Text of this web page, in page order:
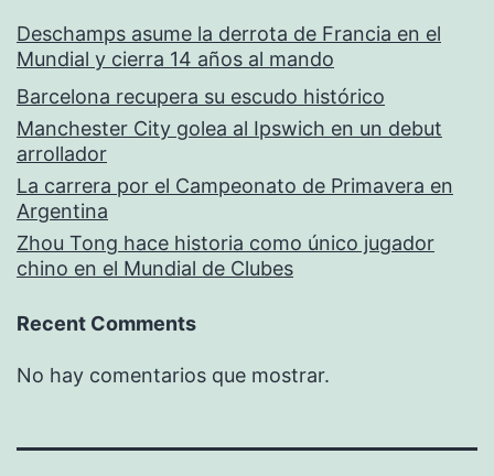
Deschamps asume la derrota de Francia en el
Mundial y cierra 14 años al mando
Barcelona recupera su escudo histórico
Manchester City golea al Ipswich en un debut
arrollador
La carrera por el Campeonato de Primavera en
Argentina
Zhou Tong hace historia como único jugador
chino en el Mundial de Clubes
Recent Comments
No hay comentarios que mostrar.